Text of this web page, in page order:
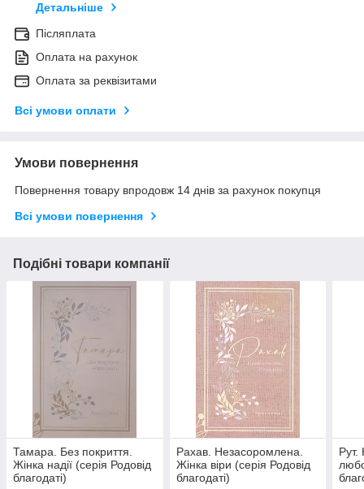
Детальніше
Післяплата
Оплата на рахунок
Оплата за реквізитами
Всі умови оплати
Умови повернення
Повернення товару впродовж 14 днів за рахунок покупця
Всі умови повернення
Подібні товари компанії
Тамара. Без покриття.
Жінка надії (серія Родовід
благодаті)
Рахав. Незасоромлена.
Жінка віри (серія Родовід
благодаті)
Рут.